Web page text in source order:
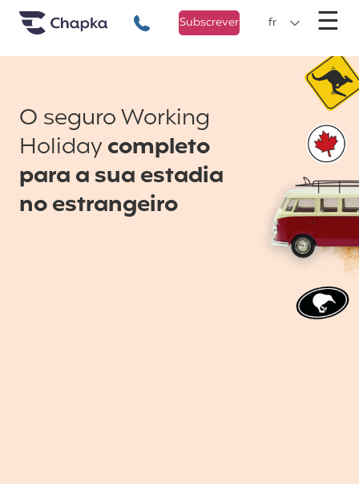
Chapka Seguro Viagem
+351 800 50 01 71
Subscrever fr ☰
O seguro Working
Holidaycompleto
para a sua estadia
no estrangeiro